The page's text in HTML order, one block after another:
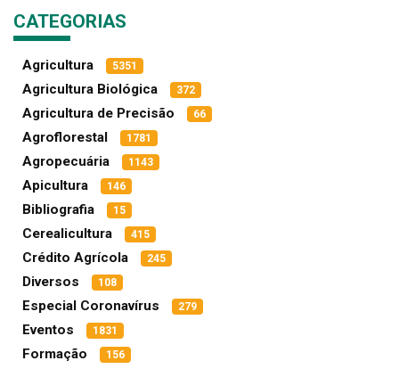
CATEGORIAS
Agricultura 5351
Agricultura Biológica 372
Agricultura de Precisão 66
Agroflorestal 1781
Agropecuária 1143
Apicultura 146
Bibliografia 15
Cerealicultura 415
Crédito Agrícola 245
Diversos 108
Especial Coronavírus 279
Eventos 1831
Formação 156